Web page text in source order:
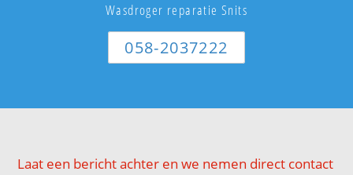
Wasdroger reparatie Snits
058-2037222
Laat een bericht achter en we nemen direct contact